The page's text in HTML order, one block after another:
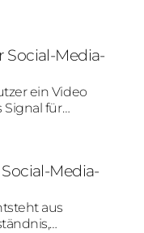
nahe
Media-
ein Video
Signal für
Media-
aus